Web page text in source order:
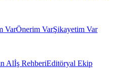
VarÖnerim VarŞikayetim Var
Alİş RehberiEditöryal Ekip